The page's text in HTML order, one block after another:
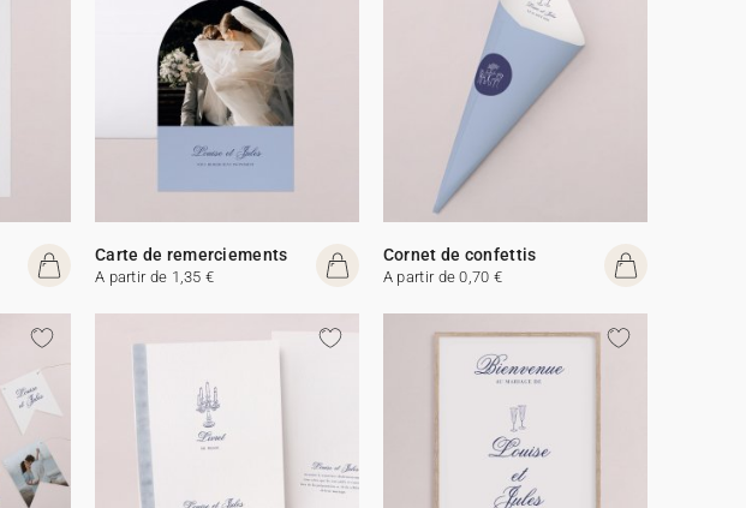
Carte de remerciements
A partir de 1,35 €
Cornet de confettis
A partir de 0,70 €